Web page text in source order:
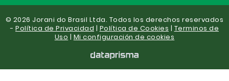
© 2026 Jorani do Brasil Ltda. Todos los derechos reservados
- Política de Privacidad | Política de Cookies | Terminos de
Uso | Mi configuración de cookies